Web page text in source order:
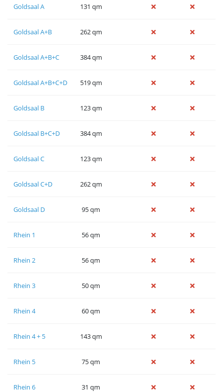
Goldsaal A 131 qm
Goldsaal A+B 262 qm
Goldsaal A+B+C 384 qm
Goldsaal A+B+C+D 519 qm
Goldsaal B 123 qm
Goldsaal B+C+D 384 qm
Goldsaal C 123 qm
Goldsaal C+D 262 qm
Goldsaal D 95 qm
Rhein 1 56 qm
Rhein 2 56 qm
Rhein 3 50 qm
Rhein 4 60 qm
Rhein 4 + 5 143 qm
Rhein 5 75 qm
Rhein 6 31 qm